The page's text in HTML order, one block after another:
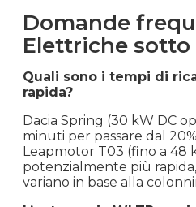
Domande
Elettriche sotto
Quali sono i tempi di
rapida?
Dacia Spring (30 kW DC
minuti per passare dal 20%
Leapmotor T03 (fino a 48
potenzialmente più
variano in base alla